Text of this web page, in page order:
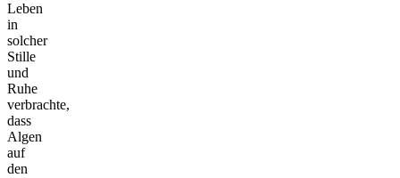
Leben
in
solcher
Stille
und
Ruhe
verbrachte,
dass
Algen
auf
den